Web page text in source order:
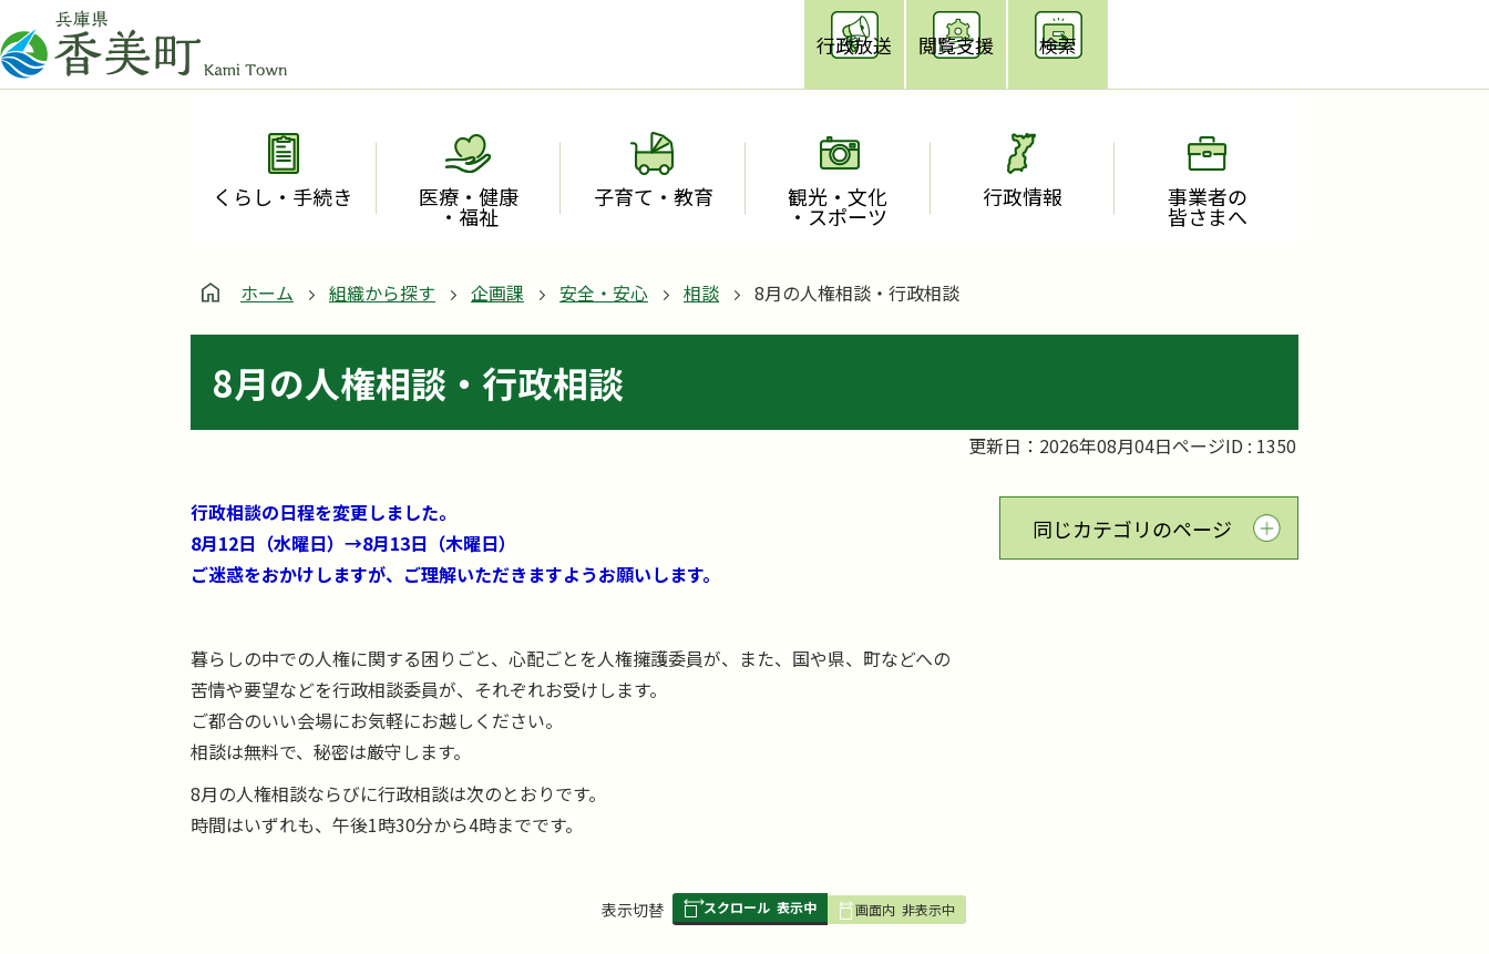
行政放送 閲覧支援 検索
くらし・手続き 医療・健康
・福祉
子育て・教育 観光・文化
・スポーツ
行政情報 事業者の
皆さまへ
ホーム 組織から探す 企画課 安全・安心 相談 8月の人権相談・行政相談
8月の人権相談・行政相談
更新日：2026年08月04日ページID : 1350
行政相談の日程を変更しました。
8月12日（水曜日）→8月13日（木曜日）
ご迷惑をおかけしますが、ご理解いただきますようお願いします。
暮らしの中での人権に関する困りごと、心配ごとを人権擁護委員が、また、国や県、町などへの
苦情や要望などを行政相談委員が、それぞれお受けします。
ご都合のいい会場にお気軽にお越しください。
相談は無料で、秘密は厳守します。
8月の人権相談ならびに行政相談は次のとおりです。
時間はいずれも、午後1時30分から4時までです。
表
表示切替 スクロール 表示中 画面内 非表示中
同じカテゴリのページ